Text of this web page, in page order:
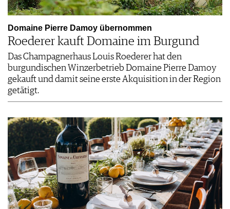
Domaine Pierre Damoy übernommen
Roederer kauft Domaine im Burgund
Das Champagnerhaus Louis Roederer hat den
burgundischen Winzerbetrieb Domaine Pierre Damoy
gekauft und damit seine erste Akquisition in der Region
getätigt.